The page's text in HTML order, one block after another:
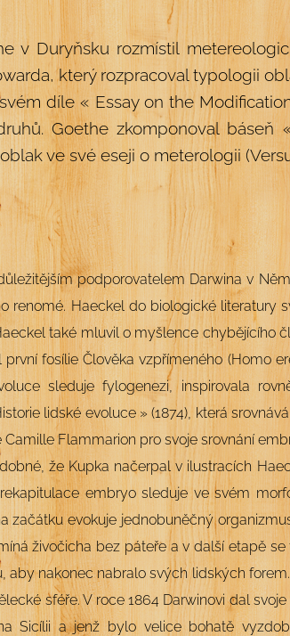
v Duryňsku rozmístil
který rozpracoval typologii
díle « Essay on the
Goethe zkomponoval báseň
ve své eseji o meterologii
podporovatelem Darwina v
renomé. Haeckel do biologické literatury
také mluvil o myšlence chybějícího
první fosílie Člověka vzpřímeného (Homo
sleduje fylogenezi, inspirovala
lidské evoluce » (1874), která
Flammarion pro svoje srovnání
že Kupka načerpal v ilustracích
embryo sleduje ve svém
začátku evokuje jednobuněčný
živočicha bez páteře a v další etapě
aby nakonec nabralo svých lidských
sféře. V roce 1864 Darwinovi dal
Sicílii a jenž bylo velice bohatě